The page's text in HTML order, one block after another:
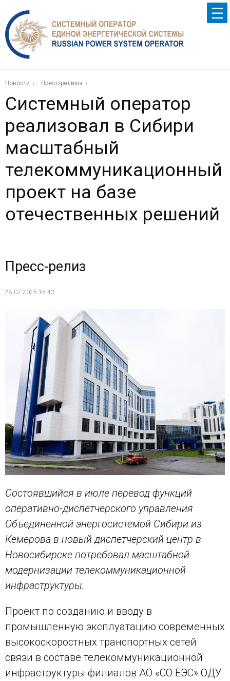
Новости Пресс-релизы
Системный оператор
реализовал в Сибири
масштабный
телекоммуникационный
проект на базе
отечественных решений
Пресс-релиз
28.07.2025 15:43
Состоявшийся в июле перевод функций
оперативно-диспетчерского управления
Объединенной энергосистемой Сибири из
Кемерова в новый диспетчерский центр в
Новосибирске потребовал масштабной
модернизации телекоммуникационной
инфраструктуры.
Проект по созданию и вводу в
промышленную эксплуатацию современных
высокоскоростных транспортных сетей
связи в составе телекоммуникационной
инфраструктуры филиалов АО «СО ЕЭС» ОДУ